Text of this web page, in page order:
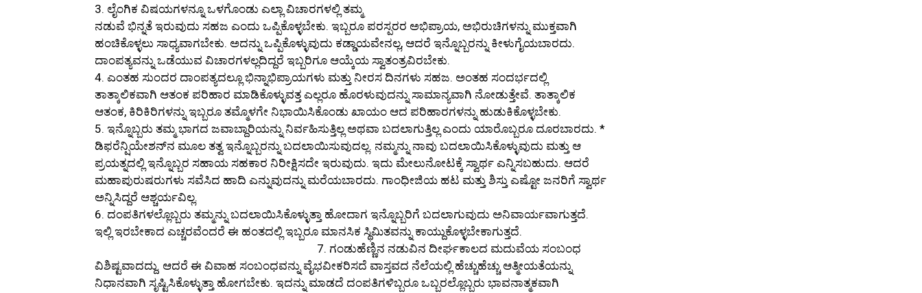
3. ಲೈಂಗಿಕ ವಿಷಯಗಳನ್ನೂ ಒಳಗೊಂಡು ಎಲ್ಲಾ ವಿಚಾರಗಳಲ್ಲಿ ತಮ್ಮ
ನಡುವೆ ಭಿನ್ನತೆ ಇರುವುದು ಸಹಜ ಎಂದು ಒಪ್ಪಿಕೊಳ್ಳಬೇಕು. ಇಬ್ಬರೂ ಪರಸ್ಪರರ ಅಭಿಪ್ರಾಯ, ಅಭಿರುಚಿಗಳನ್ನು ಮುಕ್ತವಾಗಿ
ಹಂಚಿಕೊಳ್ಳಲು ಸಾಧ್ಯವಾಗಬೇಕು. ಅದನ್ನು ಒಪ್ಪಿಕೊಳ್ಳುವುದು ಕಡ್ಡಾಯವೇನಲ್ಲ, ಆದರೆ ಇನ್ನೊಬ್ಬರನ್ನು ಕೀಳುಗೈಯಬಾರದು.
ದಾಂಪತ್ಯವನ್ನು ಒಡೆಯುವ ವಿಚಾರಗಳಲ್ಲದಿದ್ದರೆ ಇಬ್ಬರಿಗೂ ಆಯ್ಕೆಯ ಸ್ವಾತಂತ್ರವಿರಬೇಕು.
4. ಎಂತಹ ಸುಂದರ ದಾಂಪತ್ಯದಲ್ಲೂ ಭಿನ್ನಾಭಿಪ್ರಾಯಗಳು ಮತ್ತು ನೀರಸ ದಿನಗಳು ಸಹಜ. ಅಂತಹ ಸಂದರ್ಭದಲ್ಲಿ
ತಾತ್ಕಾಲಿಕವಾಗಿ ಆತಂಕ ಪರಿಹಾರ ಮಾಡಿಕೊಳ್ಳುವತ್ತ ಎಲ್ಲರೂ ಹೊರಳುವುದನ್ನು ಸಾಮಾನ್ಯವಾಗಿ ನೋಡುತ್ತೇವೆ. ತಾತ್ಕಾಲಿಕ
ಆತಂಕ, ಕಿರಿಕಿರಿಗಳನ್ನು ಇಬ್ಬರೂ ತಮ್ಮೊಳಗೇ ನಿಭಾಯಿಸಿಕೊಂಡು ಖಾಯಂ ಆದ ಪರಿಹಾರಗಳನ್ನು ಹುಡುಕಿಕೊಳ್ಳಬೇಕು.
5. ಇನ್ನೊಬ್ಬರು ತಮ್ಮ ಭಾಗದ ಜವಾಬ್ದಾರಿಯನ್ನು ನಿರ್ವಹಿಸುತ್ತಿಲ್ಲ ಅಥವಾ ಬದಲಾಗುತ್ತಿಲ್ಲ ಎಂದು ಯಾರೊಬ್ಬರೂ ದೂರಬಾರದು. *
ಡಿಫರೆನ್ಷಿಯೇಶನ್‍ನ ಮೂಲ ತತ್ವ ಇನ್ನೊಬ್ಬರನ್ನು ಬದಲಾಯಿಸುವುದಲ್ಲ. ನಮ್ಮನ್ನು ನಾವು ಬದಲಾಯಿಸಿಕೊಳ್ಳುವುದು ಮತ್ತು ಆ
ಪ್ರಯತ್ನದಲ್ಲಿ ಇನ್ನೊಬ್ಬರ ಸಹಾಯ ಸಹಕಾರ ನಿರೀಕ್ಷಿಸದೇ ಇರುವುದು. ಇದು ಮೇಲುನೋಟಕ್ಕೆ ಸ್ವಾರ್ಥ ಎನ್ನಿಸಬಹುದು. ಆದರೆ
ಮಹಾಪುರುಷರುಗಳು ಸವೆಸಿದ ಹಾದಿ ಎನ್ನುವುದನ್ನು ಮರೆಯಬಾರದು. ಗಾಂಧೀಜಿಯ ಹಟ ಮತ್ತು ಶಿಸ್ತು ಎಷ್ಟೋ ಜನರಿಗೆ ಸ್ವಾರ್ಥ
ಅನ್ನಿಸಿದ್ದರೆ ಆಶ್ಚರ್ಯವಿಲ್ಲ.
6. ದಂಪತಿಗಳಲ್ಲೊಬ್ಬರು ತಮ್ಮನ್ನು ಬದಲಾಯಿಸಿಕೊಳ್ಳುತ್ತಾ ಹೋದಾಗ ಇನ್ನೊಬ್ಬರಿಗೆ ಬದಲಾಗುವುದು ಅನಿವಾರ್ಯವಾಗುತ್ತದೆ.
ಇಲ್ಲಿ ಇರಬೇಕಾದ ಎಚ್ಚರವೆಂದರೆ ಈ ಹಂತದಲ್ಲಿ ಇಬ್ಬರೂ ಮಾನಸಿಕ ಸ್ಥಿಮಿತವನ್ನು ಕಾಯ್ದುಕೊಳ್ಳಬೇಕಾಗುತ್ತದೆ.
7. ಗಂಡುಹೆಣ್ಣಿನ ನಡುವಿನ ದೀರ್ಘಕಾಲದ ಮದುವೆಯ ಸಂಬಂಧ
ವಿಶಿಷ್ಟವಾದದ್ದು. ಆದರೆ ಈ ವಿವಾಹ ಸಂಬಂಧವನ್ನು ವೈಭವೀಕರಿಸದೆ ವಾಸ್ತವದ ನೆಲೆಯಲ್ಲಿ ಹೆಚ್ಚುಹೆಚ್ಚು ಆತ್ಮೀಯತೆಯನ್ನು
ನಿಧಾನವಾಗಿ ಸೃಷ್ಟಿಸಿಕೊಳ್ಳುತ್ತಾ ಹೋಗಬೇಕು. ಇದನ್ನು ಮಾಡದೆ ದಂಪತಿಗಳಿಬ್ಬರೂ ಒಬ್ಬರಲ್ಲೊಬ್ಬರು ಭಾವನಾತ್ಮಕವಾಗಿ